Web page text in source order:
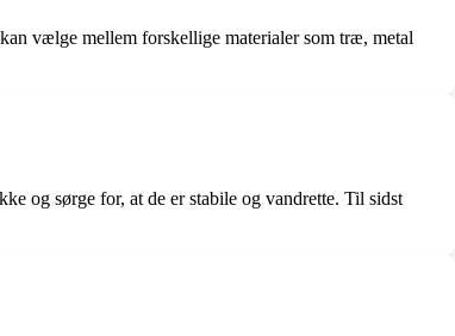
vælge mellem forskellige materialer som træ, metal
og sørge for, at de er stabile og vandrette. Til sidst